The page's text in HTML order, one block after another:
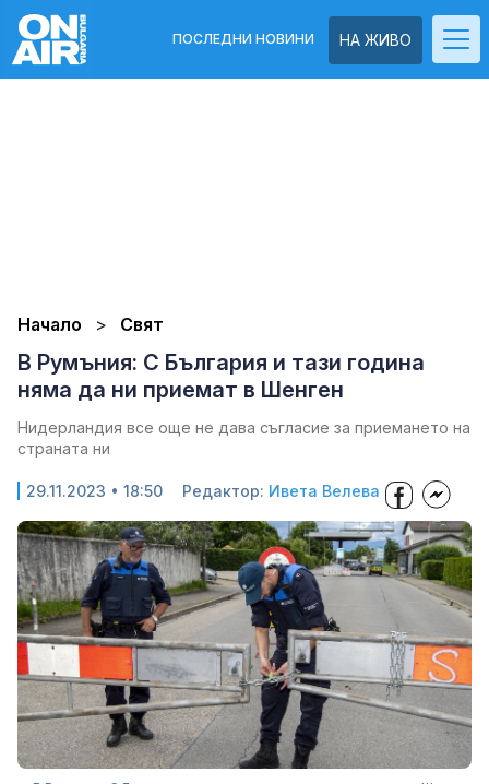
НА ЖИВО
ПОСЛЕДНИ НОВИНИ
Начало Свят
В Румъния: С България и тази година
няма да ни приемат в Шенген
Нидерландия все още не дава съгласие за приемането на
страната ни
29.11.2023 • 18:50 Редактор: Ивета Велева